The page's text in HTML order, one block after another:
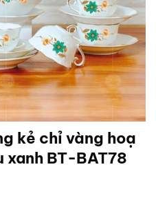
kẻ chỉ vàng hoạ
xanh BT-BAT78